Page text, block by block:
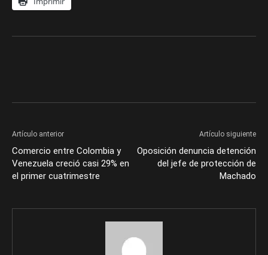
Artículo anterior
Comercio entre Colombia y
Venezuela creció casi 29% en
el primer cuatrimestre
Artículo siguiente
Oposición denuncia detención
del jefe de protección de
Machado